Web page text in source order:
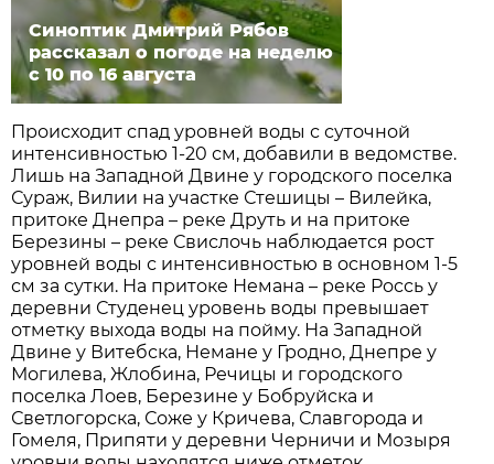
Синоптик Дмитрий Рябов
рассказал о погоде на неделю
с 10 по 16 августа
Происходит спад уровней воды с суточной
интенсивностью 1-20 см, добавили в ведомстве.
Лишь на Западной Двине у городского поселка
Сураж, Вилии на участке Стешицы – Вилейка,
притоке Днепра – реке Друть и на притоке
Березины – реке Свислочь наблюдается рост
уровней воды с интенсивностью в основном 1-5
см за сутки. На притоке Немана – реке Россь у
деревни Студенец уровень воды превышает
отметку выхода воды на пойму. На Западной
Двине у Витебска, Немане у Гродно, Днепре у
Могилева, Жлобина, Речицы и городского
поселка Лоев, Березине у Бобруйска и
Светлогорска, Соже у Кричева, Славгорода и
Гомеля, Припяти у деревни Черничи и Мозыря